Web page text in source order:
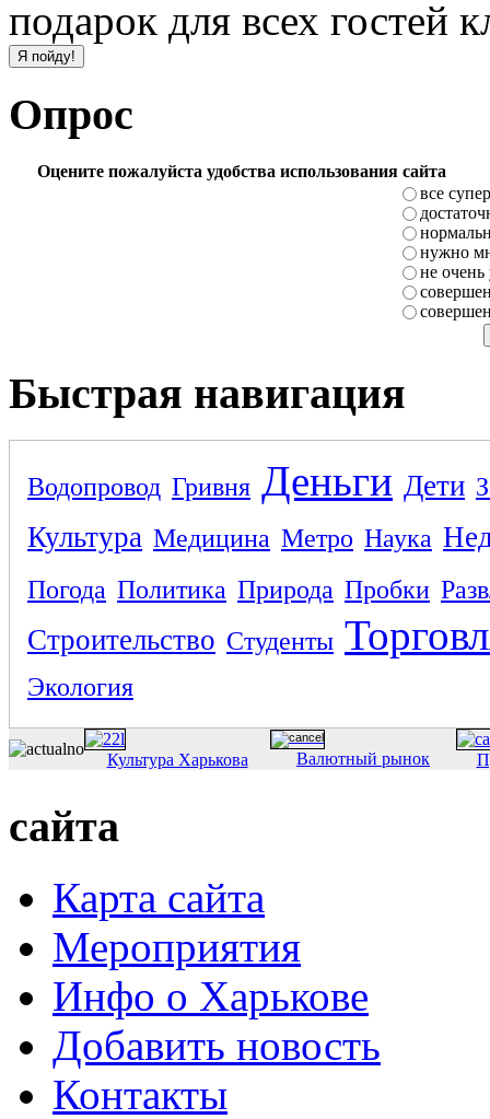
подарок для всех гостей
Опрос
Оцените пожалуйста удобства использования сайта
все супер
нужно
не очень
Быстрая навигация
Водопровод Гривня Деньги Дети
Культура Медицина Метро Наука
Погода Политика Природа Пробки
Строительство Студенты
Экология
Культура Харькова Валютный рынок
сайта
Карта сайта
Мероприятия
Инфо о Харькове
Добавить новость
Контакты